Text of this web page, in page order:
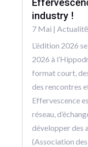
industry !
7 Mai |
L’édition 2026
2026 à
format court,
des rencontres
Effervescence
réseau,
développer des
(Association